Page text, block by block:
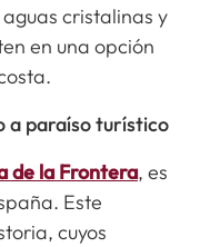
cristalinas y
en una opción
a paraíso turístico
de la Frontera, es
Este
cuyos